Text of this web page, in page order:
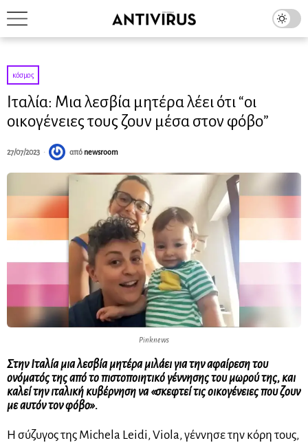
κόσμος
Ιταλία: Μια λεσβία μητέρα λέει ότι “οι
οικογένειες τους ζουν μέσα στον φόβο”
27/07/2023 από newsroom
Pinknews
Στην Ιταλία μια λεσβία μητέρα μιλάει για την αφαίρεση του
ονόματός της από το πιστοποιητικό γέννησης του μωρού της, και
καλεί την ιταλική κυβέρνηση να «σκεφτεί τις οικογένειες που ζουν
με αυτόν τον φόβο».
Η σύζυγος της Michela Leidi, Viola, γέννησε την κόρη τους,